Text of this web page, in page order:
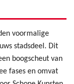
voormalige
stadsdeel. Dit
boogscheut van
fases en omvat